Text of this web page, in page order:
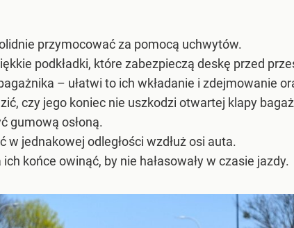
przymocować za pomocą uchwytów.
podkładki, które zabezpieczą deskę przed
– ułatwi to ich wkładanie i zdejmowanie
czy jego koniec nie uszkodzi otwartej klapy
gumową osłoną.
jednakowej odległości wzdłuż osi auta.
końce owinąć, by nie hałasowały w czasie jazdy.